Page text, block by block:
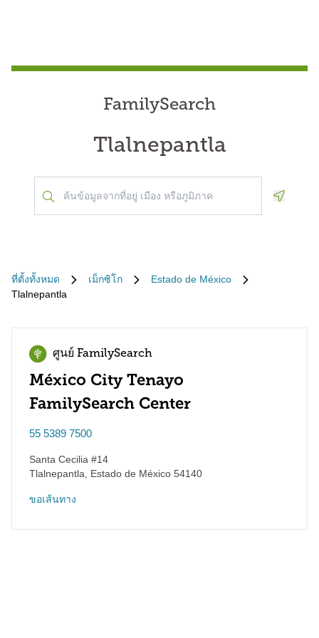
FamilySearch
Tlalnepantla
ที่ตั้งทั้งหมด เม็กซิโก
Estado de México
Tlalnepantla
ศูนย์ FamilySearch
México City Tenayo
FamilySearch Center
55 5389 7500
Santa Cecilia #14
Tlalnepantla
Estado de México 54140
ขอเส้นทาง